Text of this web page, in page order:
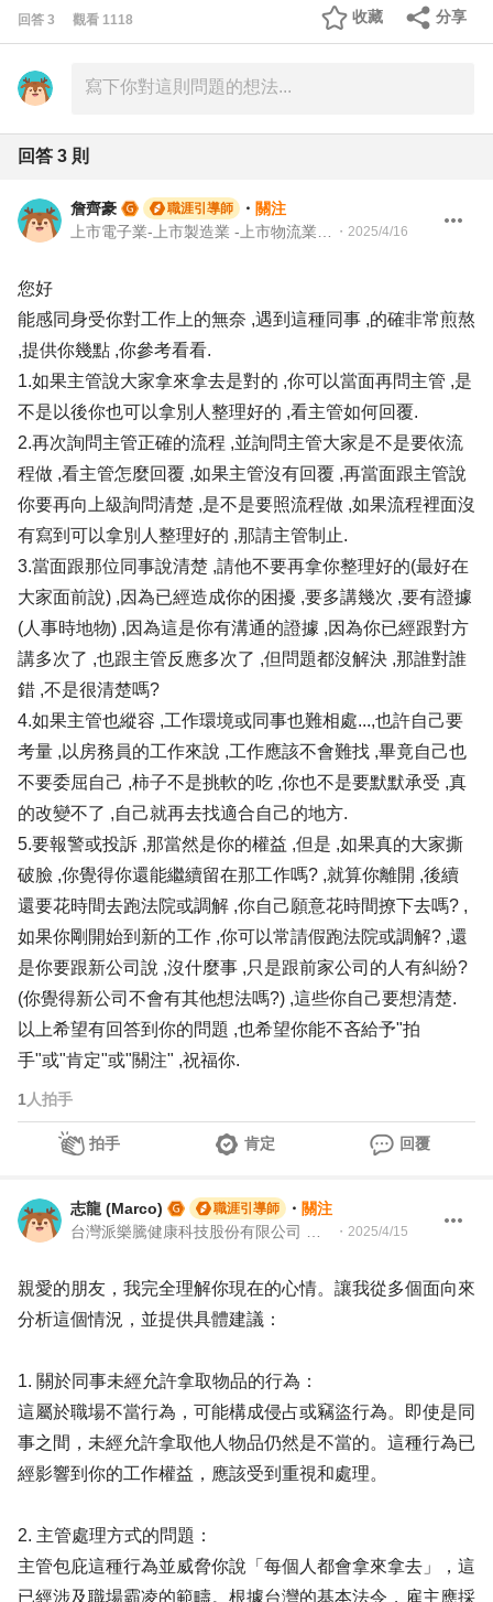
回答 3 觀看 1118 分享
收藏
回答 3 則
詹齊豪 職涯引導師 ・ 關注
・ 2025/4/16
您好
能感同身受你對工作上的無奈 ,遇到這種同事 ,的確非常煎熬
,提供你幾點 ,你參考看看.
1.如果主管說大家拿來拿去是對的 ,你可以當面再問主管 ,是
不是以後你也可以拿別人整理好的 ,看主管如何回覆.
2.再次詢問主管正確的流程 ,並詢問主管大家是不是要依流
程做 ,看主管怎麼回覆 ,如果主管沒有回覆 ,再當面跟主管說
你要再向上級詢問清楚 ,是不是要照流程做 ,如果流程裡面沒
有寫到可以拿別人整理好的 ,那請主管制止.
3.當面跟那位同事說清楚 ,請他不要再拿你整理好的(最好在
大家面前說) ,因為已經造成你的困擾 ,要多講幾次 ,要有證據
(人事時地物) ,因為這是你有溝通的證據 ,因為你已經跟對方
講多次了 ,也跟主管反應多次了 ,但問題都沒解決 ,那誰對誰
錯 ,不是很清楚嗎?
4.如果主管也縱容 ,工作環境或同事也難相處...,也許自己要
考量 ,以房務員的工作來說 ,工作應該不會難找 ,畢竟自己也
不要委屈自己 ,柿子不是挑軟的吃 ,你也不是要默默承受 ,真
的改變不了 ,自己就再去找適合自己的地方.
5.要報警或投訴 ,那當然是你的權益 ,但是 ,如果真的大家撕
破臉 ,你覺得你還能繼續留在那工作嗎? ,就算你離開 ,後續
還要花時間去跑法院或調解 ,你自己願意花時間撩下去嗎? ,
如果你剛開始到新的工作 ,你可以常請假跑法院或調解? ,還
是你要跟新公司說 ,沒什麼事 ,只是跟前家公司的人有糾紛?
(你覺得新公司不會有其他想法嗎?) ,這些你自己要想清楚.
以上希望有回答到你的問題 ,也希望你能不吝給予"拍
手"或"肯定"或"關注" ,祝福你.
1 人拍手
拍手 肯定 回覆
志龍 (Marco) 職涯引導師 ・ 關注
・ 2025/4/15
親愛的朋友，我完全理解你現在的心情。讓我從多個面向來
分析這個情況，並提供具體建議：
1. 關於同事未經允許拿取物品的行為：
這屬於職場不當行為，可能構成侵占或竊盜行為。即使是同
事之間，未經允許拿取他人物品仍然是不當的。這種行為已
經影響到你的工作權益，應該受到重視和處理。
2. 主管處理方式的問題：
主管包庇這種行為並威脅你說「每個人都會拿來拿去」，這
已經涉及職場霸凌的範疇。根據台灣的基本法令，雇主應採